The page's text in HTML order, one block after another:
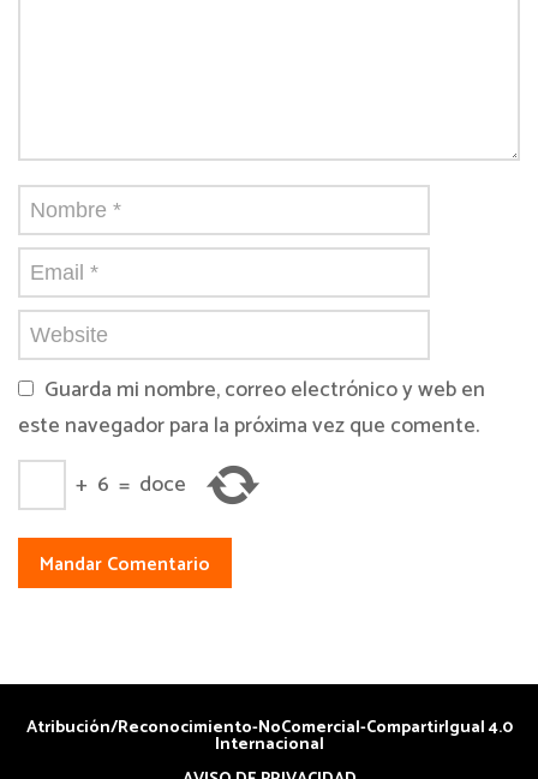
Guarda mi nombre, correo electrónico y web en
este navegador para la próxima vez que comente.
+ 6 = doce
Atribución/Reconocimiento-NoComercial-CompartirIgual 4.0
Internacional